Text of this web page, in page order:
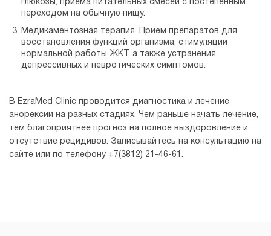
глюкозы, приема питательных смесей с постепенным
переходом на обычную пищу.
Медикаментозная терапия. Прием препаратов для
восстановления функций организма, стимуляции
нормальной работы ЖКТ, а также устранения
депрессивных и невротических симптомов.
В EzraMed Clinic проводится диагностика и лечение
анорексии на разных стадиях. Чем раньше начать лечение,
тем благоприятнее прогноз на полное выздоровление и
отсутствие рецидивов. Записывайтесь на консультацию на
сайте или по телефону +7(3812) 21-46-61.